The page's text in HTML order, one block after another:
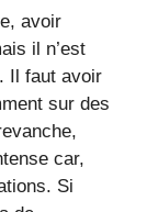
avoir
il n’est
Il faut avoir
sur des
car,
Si